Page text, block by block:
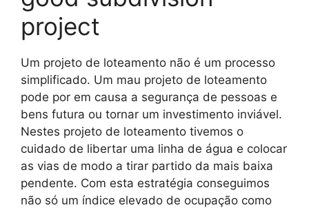
project
Um projeto de loteamento não é um processo
simplificado. Um mau projeto de loteamento
pode por em causa a segurança de pessoas e
bens futura ou tornar um investimento inviável.
Nestes projeto de loteamento tivemos o
cuidado de libertar uma linha de água e colocar
as vias de modo a tirar partido da mais baixa
pendente. Com esta estratégia conseguimos
não só um índice elevado de ocupação como